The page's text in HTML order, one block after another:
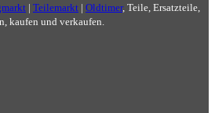
| Teilemarkt | Oldtimer, Teile, Ersatzteile,
kaufen und verkaufen.